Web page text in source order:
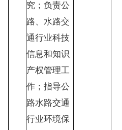
究；负责公
路、水路交
通行业科技
信息和知识
产权管理工
作；指导公
路水路交通
行业环境保